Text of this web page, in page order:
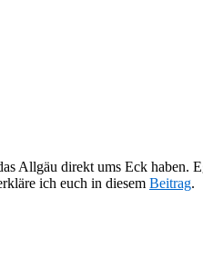
Allgäu direkt ums Eck haben.
ich euch in diesem Beitrag.